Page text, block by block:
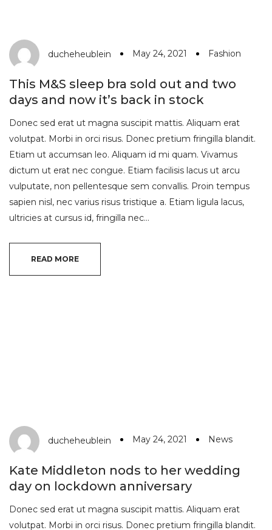
ducheheublein May 24, 2021 Fashion
This M&S sleep bra sold out and two
days and now it’s back in stock
Donec sed erat ut magna suscipit mattis. Aliquam erat
volutpat. Morbi in orci risus. Donec pretium fringilla blandit.
Etiam ut accumsan leo. Aliquam id mi quam. Vivamus
dictum ut erat nec congue. Etiam facilisis lacus ut arcu
vulputate, non pellentesque sem convallis. Proin tempus
sapien nisl, nec varius risus tristique a. Etiam ligula lacus,
ultricies at cursus id, fringilla nec…
READ MORE
ducheheublein May 24, 2021 News
Kate Middleton nods to her wedding
day on lockdown anniversary
Donec sed erat ut magna suscipit mattis. Aliquam erat
volutpat. Morbi in orci risus. Donec pretium fringilla blandit.